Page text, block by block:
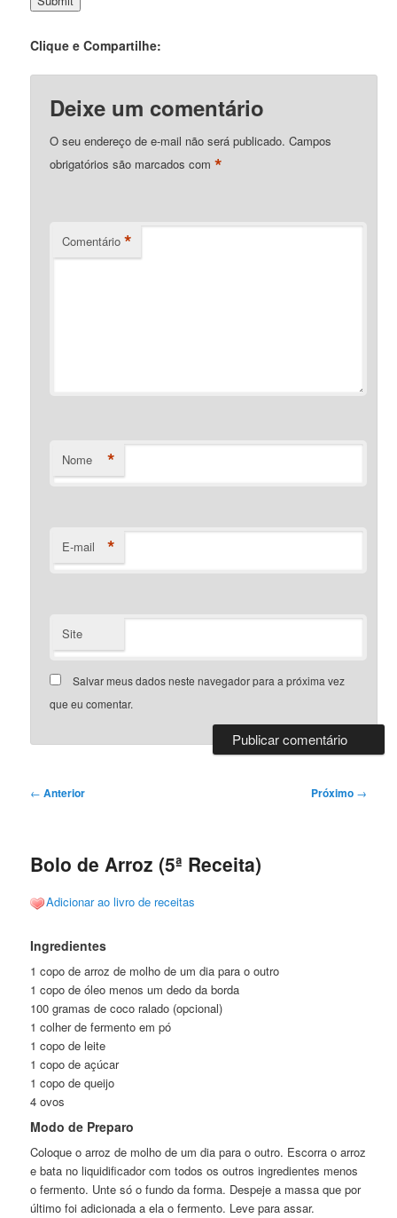
Clique e Compartilhe:
Deixe um comentário
O seu endereço de e-mail não será publicado. Campos
obrigatórios são marcados com*
Comentário *
Nome *
E-mail *
Site
Salvar meus dados neste navegador para a próxima vez
que eu comentar.
Navegação
← Anterior Próximo →
Bolo de Arroz (5ª Receita)
Adicionar ao livro de receitas
Ingredientes
1 copo de arroz de molho de um dia para o outro
1 copo de óleo menos um dedo da borda
100 gramas de coco ralado (opcional)
1 colher de fermento em pó
1 copo de leite
1 copo de açúcar
1 copo de queijo
4 ovos
Modo de Preparo
Coloque o arroz de molho de um dia para o outro. Escorra o arroz
e bata no liquidificador com todos os outros ingredientes menos
o fermento. Unte só o fundo da forma. Despeje a massa que por
último foi adicionada a ela o fermento. Leve para assar.